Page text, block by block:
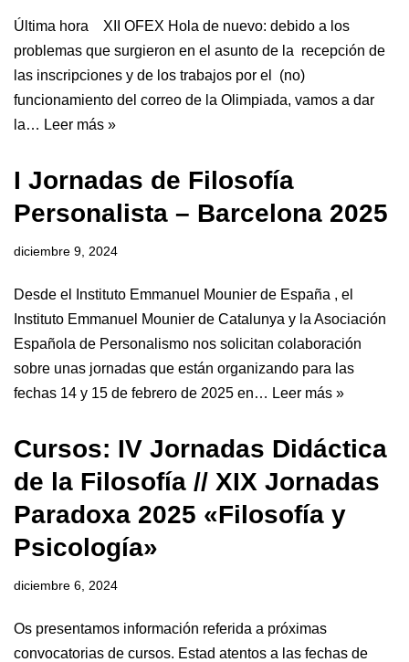
Última hora XII OFEX Hola de nuevo: debido a los
problemas que surgieron en el asunto de la recepción de
las inscripciones y de los trabajos por el (no)
funcionamiento del correo de la Olimpiada, vamos a dar
la… Leer más »
I Jornadas de Filosofía
Personalista – Barcelona 2025
diciembre 9, 2024
Desde el Instituto Emmanuel Mounier de España , el
Instituto Emmanuel Mounier de Catalunya y la Asociación
Española de Personalismo nos solicitan colaboración
sobre unas jornadas que están organizando para las
fechas 14 y 15 de febrero de 2025 en… Leer más »
Cursos: IV Jornadas Didáctica
de la Filosofía // XIX Jornadas
Paradoxa 2025 «Filosofía y
Psicología»
diciembre 6, 2024
Os presentamos información referida a próximas
convocatorias de cursos. Estad atentos a las fechas de